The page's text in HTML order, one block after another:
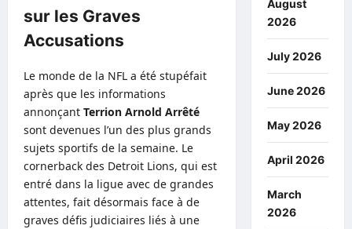
sur les Graves
Accusations
Le monde de la NFL a été stupéfait
après que les informations
annonçant Terrion Arnold Arrêté
sont devenues l’un des plus grands
sujets sportifs de la semaine. Le
cornerback des Detroit Lions, qui est
entré dans la ligue avec de grandes
attentes, fait désormais face à de
graves défis judiciaires liés à une
August
2026
July 2026
June 2026
May 2026
April 2026
March
2026